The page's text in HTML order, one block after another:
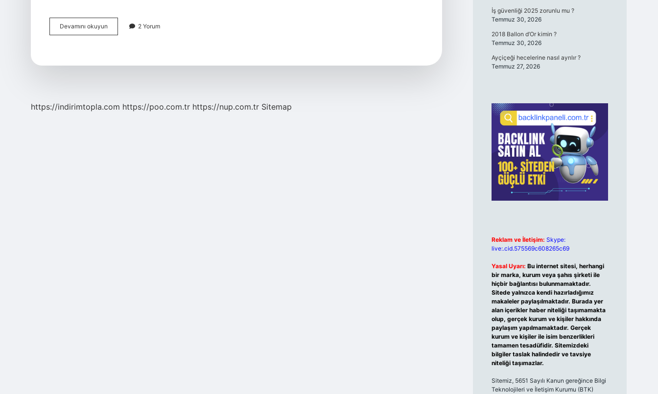
Devamını okuyun
Müzik
2 Yorum
https://indirimtopla.com https://poo.com.tr https://nup.com.tr Sitemap
İş güvenliği 2025 zorunlu mu ?
Temmuz 30, 2026
2018 Ballon d’Or kimin ?
Temmuz 30, 2026
Ayçiçeği hecelerine nasıl ayrılır ?
Temmuz 27, 2026
Reklam ve İletişim: Skype:
live:.cid.575569c608265c69
Yasal Uyarı: Bu internet sitesi, herhangi
bir marka, kurum veya şahıs şirketi ile
hiçbir bağlantısı bulunmamaktadır.
Sitede yalnızca kendi hazırladığımız
makaleler paylaşılmaktadır. Burada yer
alan içerikler haber niteliği taşımamakta
olup, gerçek kurum ve kişiler hakkında
paylaşım yapılmamaktadır. Gerçek
kurum ve kişiler ile isim benzerlikleri
tamamen tesadüfidir. Sitemizdeki
bilgiler taslak halindedir ve tavsiye
niteliği taşımazlar.
Sitemiz, 5651 Sayılı Kanun gereğince Bilgi
Teknolojileri ve İletişim Kurumu (BTK)